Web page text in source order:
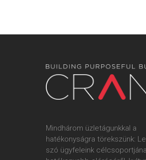
Mindhárom üzletágunkkal a
hatékonyságra törekszünk:
szó ügyfeleink